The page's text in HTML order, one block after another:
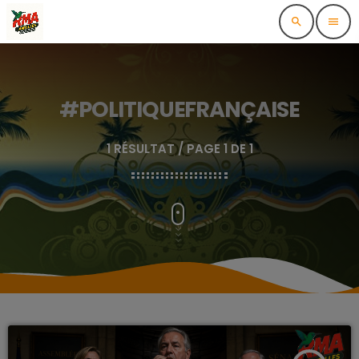
search menu
#POLITIQUEFRANÇAISE
1 RÉSULTAT / PAGE 1 DE 1